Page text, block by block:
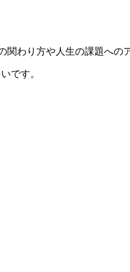
わり方や人生の課題への
です。